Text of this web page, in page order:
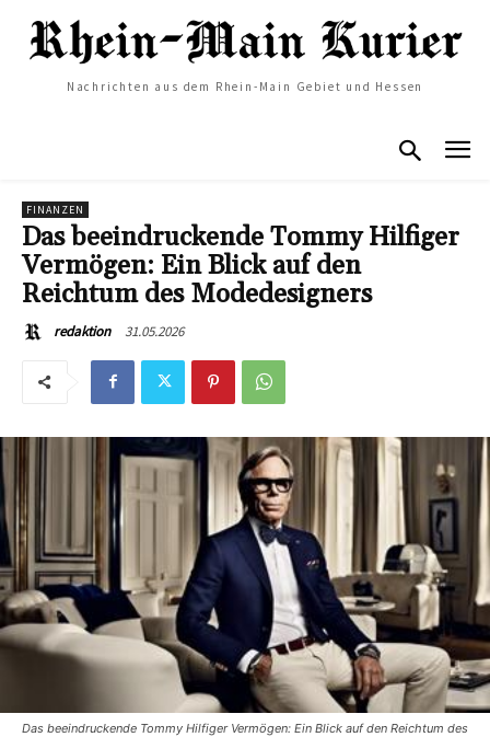
Nachrichten aus dem Rhein-Main Gebiet und Hessen
FINANZEN
Das beeindruckende Tommy Hilfiger
Vermögen: Ein Blick auf den
Reichtum des Modedesigners
redaktion 31.05.2026
Das beeindruckende Tommy Hilfiger Vermögen: Ein Blick auf den Reichtum des